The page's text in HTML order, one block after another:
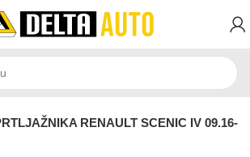
RENAULT SCENIC IV 09.16-